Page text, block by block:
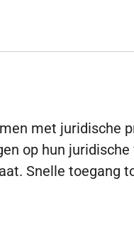
met juridische
op hun
Snelle